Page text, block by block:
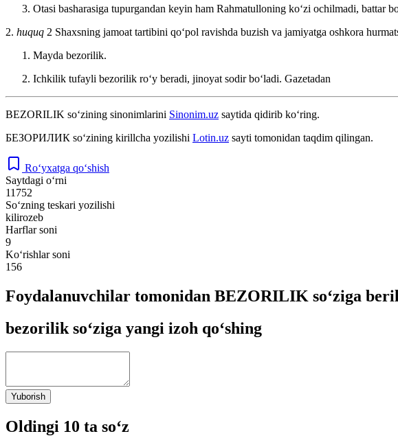
Otasi basharasiga tupurgandan keyin ham Rahmatulloning koʻzi ochilmadi, battar
2. huquq 2 Shaxsning jamoat tartibini qoʻpol ravishda buzish va jamiyatga oshkora
Mayda bezorilik.
Ichkilik tufayli bezorilik roʻy beradi, jinoyat sodir boʻladi. Gazetadan
BEZORILIK so‘zining sinonimlarini Sinonim.uz saytida qidirib ko‘ring.
БЕЗОРИЛИК so‘zining kirillcha yozilishi Lotin.uz sayti tomonidan taqdim qilingan.
Ro‘yxatga qo‘shish
Saytdagi o‘rni
11752
So‘zning teskari yozilishi
kilirozeb
Harflar soni
9
Ko‘rishlar soni
156
Foydalanuvchilar tomonidan BEZORILIK so‘ziga
bezorilik so‘ziga yangi izoh qo‘shing
Yuborish
Oldingi 10 ta so‘z